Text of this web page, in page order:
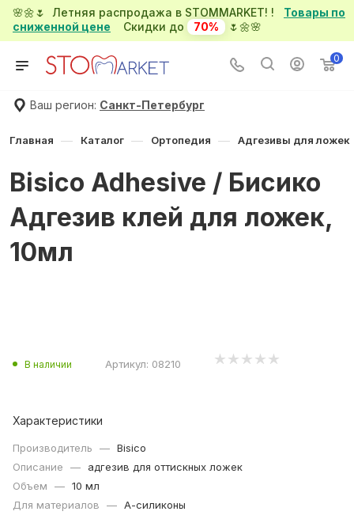
🌸🌼🌷 Летняя распродажа в STOMMARKET! ! Товары по
сниженной цене Скидки до 70% 🌷🌼🌸
0
Ваш регион: Санкт-Петербург
Главная — Каталог — Ортопедия — Адгезивы для ложек
Bisico Adhesive / Бисико
Адгезив клей для ложек,
10мл
В наличии Артикул: 08210
Характеристики
Производитель — Bisico
Описание
—
адгезив для оттискных ложек
Объем
— 10 мл
Для материалов
— А-силиконы